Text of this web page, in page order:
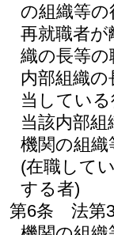
の組織等
再就職者
織の長等
内部組織
当してい
当該内部
機関の組
(在職して
する者)
第6条
法第